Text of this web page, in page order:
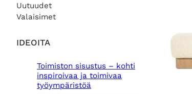
Uutuudet
Valaisimet
IDEOITA
Toimiston sisustus – kohti
inspiroivaa ja toimivaa
työympäristöä